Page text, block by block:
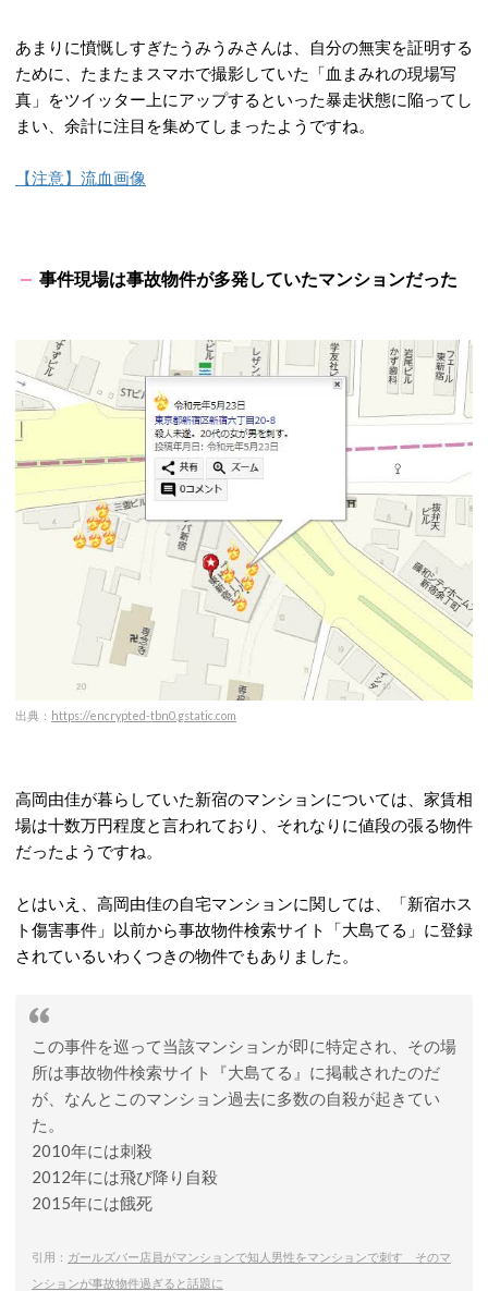
あまりに憤慨しすぎたうみうみさんは、自分の無実を証明する
ために、たまたまスマホで撮影していた「血まみれの現場写
真」をツイッター上にアップするといった暴走状態に陥ってし
まい、余計に注目を集めてしまったようですね。
【注意】流血画像
事件現場は事故物件が多発していたマンションだった
出典： https://encrypted-tbn0.gstatic.com
高岡由佳が暮らしていた新宿のマンションについては、家賃相
場は十数万円程度と言われており、それなりに値段の張る物件
だったようですね。
とはいえ、高岡由佳の自宅マンションに関しては、「新宿ホス
ト傷害事件」以前から事故物件検索サイト「大島てる」に登録
されているいわくつきの物件でもありました。
この事件を巡って当該マンションが即に特定され、その場
所は事故物件検索サイト『大島てる』に掲載されたのだ
が、なんとこのマンション過去に多数の自殺が起きてい
た。
2010年には刺殺
2012年には飛び降り自殺
2015年には餓死
引用： ガールズバー店員がマンションで知人男性をマンションで刺す そのマ
ンションが事故物件過ぎると話題に